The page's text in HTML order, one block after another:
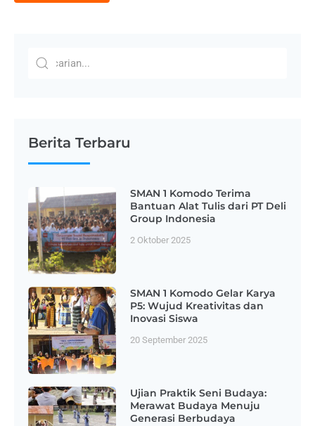
Berita Terbaru
SMAN 1 Komodo Terima
Bantuan Alat Tulis dari PT Deli
Group Indonesia
2 Oktober 2025
SMAN 1 Komodo Gelar Karya
P5: Wujud Kreativitas dan
Inovasi Siswa
20 September 2025
Ujian Praktik Seni Budaya:
Merawat Budaya Menuju
Generasi Berbudaya